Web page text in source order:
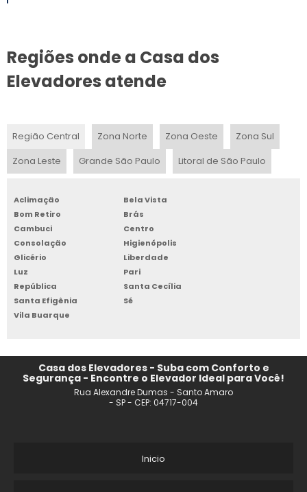
REVESTIMENTO DE ELEVADORES EM SP
SERVIÇO DE MODERNIZAÇÃO DE ELEVADOR
Regiões onde a Casa dos
Elevadores atende
Região Central Zona Norte Zona Oeste
Zona Sul
Zona Leste
Grande São Paulo Litoral de São Paulo
Aclimação
Bela Vista
Bom Retiro
Brás
Cambuci
Centro
Consolação
Higienópolis
Glicério
Liberdade
Luz
Pari
República
Santa Cecília
Santa Efigênia
Sé
Vila Buarque
Casa dos Elevadores - Suba com Conforto e
Segurança - Encontre o Elevador Ideal para Você!
Rua Alexandre Dumas - Santo Amaro
- SP - CEP: 04717-004
Inicio